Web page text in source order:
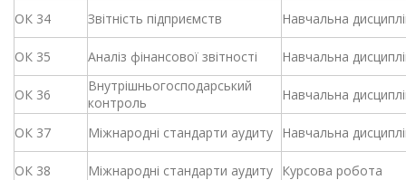
ОК 34 Звітність підприємств Навчальна
ОК 35 Аналіз фінансової звітності Навчальна
ОК 36
Внутрішньогосподарський
контроль
Навчальна
ОК 37 Міжнародні стандарти аудиту Навчальна
ОК 38 Міжнародні стандарти аудиту Курсова робота